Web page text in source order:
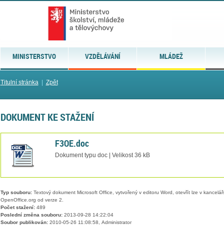
MINISTERSTVO VZDĚLÁVÁNÍ MLÁDEŽ
Titulní stránka| Zpět
DOKUMENT KE STAŽENÍ
F3OE.doc
Dokument typu doc | Velikost 36 kB
Typ souboru:Textový dokument Microsoft Office, vytvořený v editoru Word, otevřít lze v
OpenOffice.org od verze 2.
Počet stažení:489
Poslední změna souboru:2013-09-28 14:22:04
Soubor publikován:2010-05-26 11:08:58, Administrator